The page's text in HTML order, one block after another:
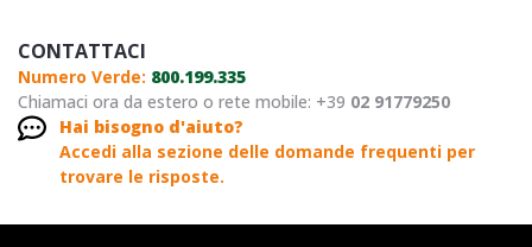
CONTATTACI
Numero Verde: 800.199.335
Chiamaci ora da estero o rete mobile: +39 02 91779250
Hai bisogno d'aiuto?
Accedi alla sezione delle domande frequenti per
trovare le risposte.